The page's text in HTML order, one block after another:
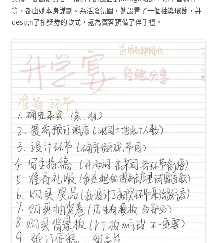
等，都由她本身謀劃。為活潑氛圍，她設置了一個抽獎環節，并
design了抽獎券的款式，還為賓客預備了伴手禮。